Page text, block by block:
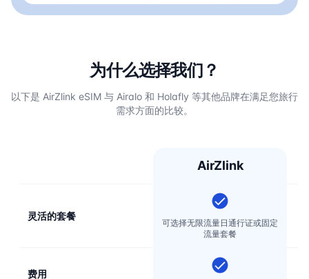
为什么选择我们？
以下是 AirZlink eSIM 与 Airalo 和 Holafly 等其他品牌在满足您旅行
需求方面的比较。
AirZlink
灵活的套餐
可选择无限流量日通行证或固定
流量套餐
费用